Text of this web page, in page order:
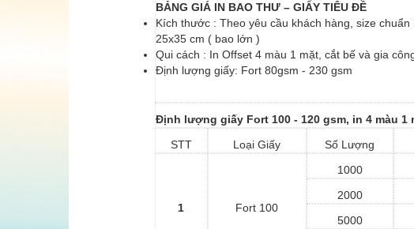
BẢNG GIÁ IN BAO THƯ – GIẤY TIÊU ĐỀ
Kích thước : Theo yêu cầu khách hàng, size
25x35 cm ( bao lớn )
Qui cách : In Offset 4 màu 1 mặt, cắt bế và gia
Định lượng giấy: Fort 80gsm - 230 gsm
Định lượng giấy Fort 100 - 120 gsm, in 4 màu 1
STT
Loại Giấy Số Lượng
1 Fort 100
1000
2000
5000